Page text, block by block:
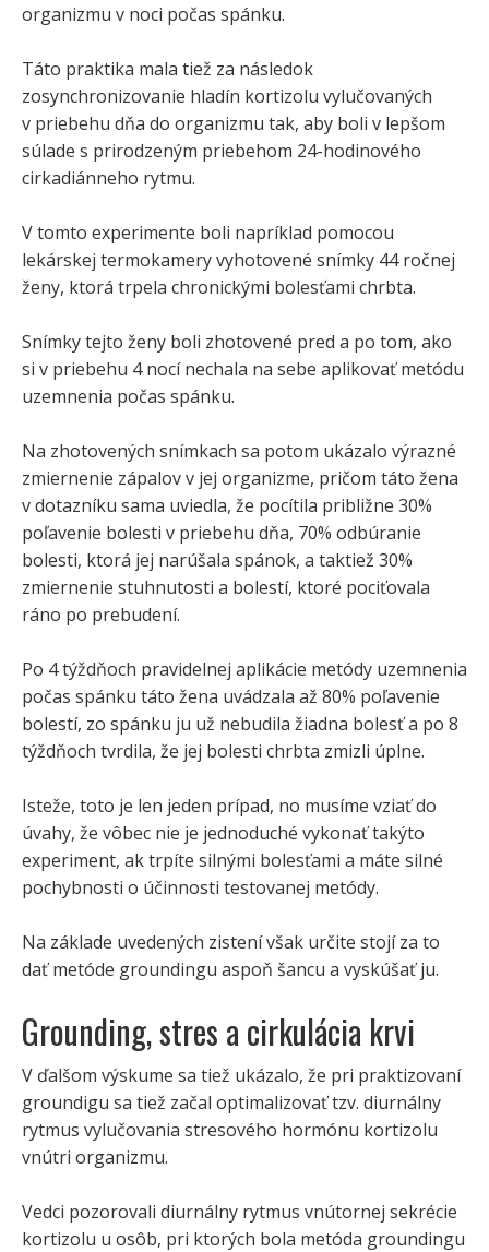
organizmu v noci počas spánku.
Táto praktika mala tiež za následok
zosynchronizovanie hladín kortizolu vylučovaných
v priebehu dňa do organizmu tak, aby boli v lepšom
súlade s prirodzeným priebehom 24-hodinového
cirkadiánneho rytmu.
V tomto experimente boli napríklad pomocou
lekárskej termokamery vyhotovené snímky 44 ročnej
ženy, ktorá trpela chronickými bolesťami chrbta.
Snímky tejto ženy boli zhotovené pred a po tom, ako
si v priebehu 4 nocí nechala na sebe aplikovať metódu
uzemnenia počas spánku.
Na zhotovených snímkach sa potom ukázalo výrazné
zmiernenie zápalov v jej organizme, pričom táto žena
v dotazníku sama uviedla, že pocítila približne 30%
poľavenie bolesti v priebehu dňa, 70% odbúranie
bolesti, ktorá jej narúšala spánok, a taktiež 30%
zmiernenie stuhnutosti a bolestí, ktoré pociťovala
ráno po prebudení.
Po 4 týždňoch pravidelnej aplikácie metódy uzemnenia
počas spánku táto žena uvádzala až 80% poľavenie
bolestí, zo spánku ju už nebudila žiadna bolesť a po 8
týždňoch tvrdila, že jej bolesti chrbta zmizli úplne.
Isteže, toto je len jeden prípad, no musíme vziať do
úvahy, že vôbec nie je jednoduché vykonať takýto
experiment, ak trpíte silnými bolesťami a máte silné
pochybnosti o účinnosti testovanej metódy.
Na základe uvedených zistení však určite stojí za to
dať metóde groundingu aspoň šancu a vyskúšať ju.
Grounding, stres a cirkulácia krvi
V ďalšom výskume sa tiež ukázalo, že pri praktizovaní
groundigu sa tiež začal optimalizovať tzv. diurnálny
rytmus vylučovania stresového hormónu kortizolu
vnútri organizmu.
Vedci pozorovali diurnálny rytmus vnútornej sekrécie
kortizolu u osôb, pri ktorých bola metóda groundingu